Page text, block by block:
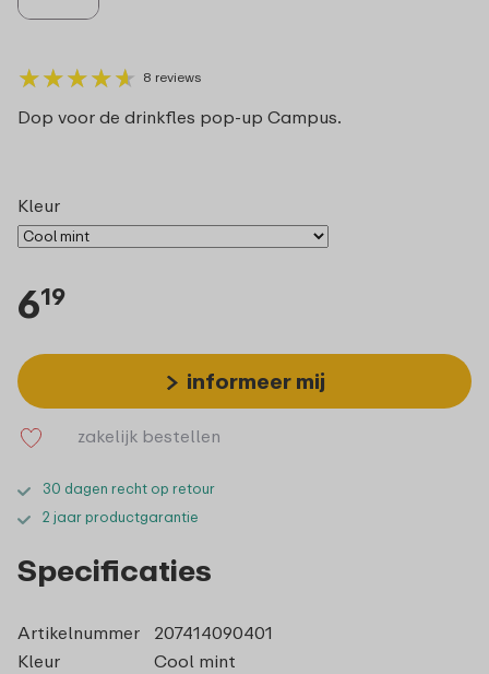
★★★★★
★★★★★ 8 reviews
Dop voor de drinkfles pop-up Campus.
Kleur
619
informeer mij
zakelijk bestellen
30 dagen recht op retour
2 jaar productgarantie
Specificaties
Artikelnummer
207414090401
Kleur
Cool mint